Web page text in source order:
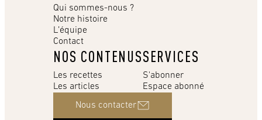
Qui sommes-nous ?
Notre histoire
L’équipe
Contact
NOS CONTENUS
Les recettes
Les articles
SERVICES
S'abonner
Espace abonné
Nous contacter